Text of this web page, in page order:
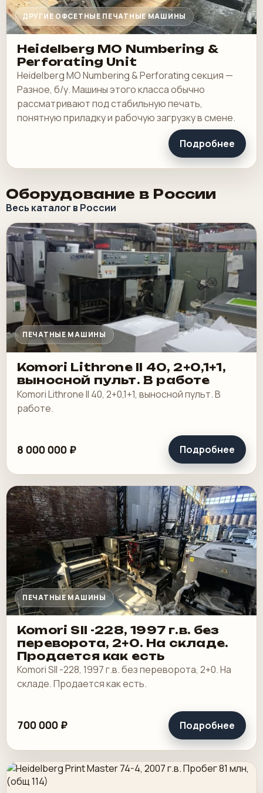
ДРУГИЕ ОФСЕТНЫЕ ПЕЧАТНЫЕ МАШИНЫ
Heidelberg MO Numbering &
Perforating Unit
Heidelberg MO Numbering & Perforating секция —
Разное, б/у. Машины этого класса обычно
рассматривают под стабильную печать,
понятную приладку и рабочую загрузку в смене.
Подробнее
Оборудование в России
Весь каталог в России
ПЕЧАТНЫЕ МАШИНЫ
Komori Lithrone II 40, 2+0,1+1,
выносной пульт. В работе
Komori Lithrone II 40, 2+0,1+1, выносной пульт. В
работе.
8 000 000 ₽ Подробнее
ПЕЧАТНЫЕ МАШИНЫ
Komori SII -228, 1997 г.в. без
переворота, 2+0. На складе.
Продается как есть
Komori SII -228, 1997 г.в. без переворота, 2+0. На
складе. Продается как есть.
700 000 ₽ Подробнее